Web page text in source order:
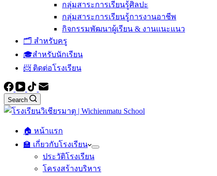
กลุ่มสาระการเรียนรู้ศิลปะ
กลุ่มสาระการเรียนรู้การงานอาชีพ
กิจกรรมพัฒนาผู้เรียน & งานแนะแนว
🗂️ สำหรับครู
🎓สำหรับนักเรียน
📨 ติดต่อโรงเรียน
Search
🏠 หน้าแรก
🏫 เกี่ยวกับโรงเรียน
ประวัติโรงเรียน
โครงสร้างบริหาร